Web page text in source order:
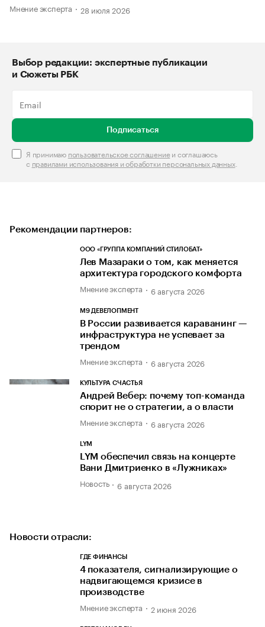
Мнение эксперта 28 июля 2026
Выбор редакции: экспертные публикации
и Сюжеты РБК
Подписаться
Я принимаю пользовательское соглашениеи соглашаюсь
с правилами использования и обработки персональных данных.
Рекомендации партнеров:
ООО «ГРУППА КОМПАНИЙ СТИЛОБАТ»
Лев Мазараки о том, как меняется
архитектура городского комфорта
Мнение эксперта 6 августа 2026
М9 ДЕВЕЛОПМЕНТ
В России развивается караванинг —
инфраструктура не успевает за
трендом
Мнение эксперта 6 августа 2026
КУЛЬТУРА СЧАСТЬЯ
Андрей Вебер: почему топ-команда
спорит не о стратегии, а о власти
Мнение эксперта 6 августа 2026
LYM
LYM обеспечил связь на концерте
Вани Дмитриенко в «Лужниках»
Новость 6 августа 2026
Новости отрасли:
ГДЕ ФИНАНСЫ
4 показателя, сигнализирующие о
надвигающемся кризисе в
производстве
Мнение эксперта 2 июня 2026